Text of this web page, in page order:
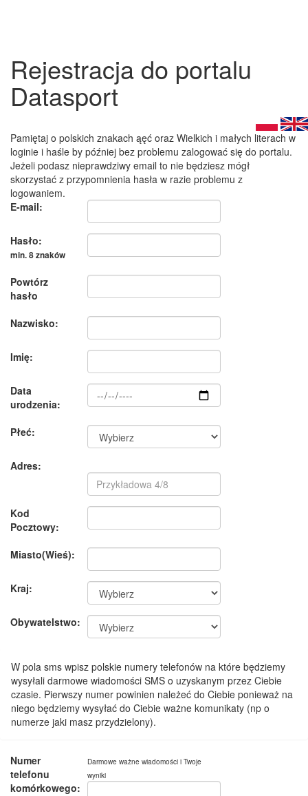
Rejestracja do portalu
Datasport
Pamiętaj o polskich znakach ąęć oraz Wielkich i małych literach w
loginie i haśle by później bez problemu zalogować się do portalu.
Jeżeli podasz nieprawdziwy email to nie będziesz mógł
skorzystać z przypomnienia hasła w razie problemu z
logowaniem.
E-mail:
Hasło:
min. 8 znaków
Powtórz
hasło
Nazwisko:
Imię:
Data
urodzenia:
Płeć:
Adres:
Kod
Pocztowy:
Miasto(Wieś):
Kraj:
Obywatelstwo:
W pola sms wpisz polskie numery telefonów na które będziemy
wysyłali darmowe wiadomości SMS o uzyskanym przez Ciebie
czasie. Pierwszy numer powinien należeć do Ciebie ponieważ na
niego będziemy wysyłać do Ciebie ważne komunikaty (np o
numerze jaki masz przydzielony).
Numer
telefonu
komórkowego:
Darmowe ważne wiadomości i Twoje
wyniki